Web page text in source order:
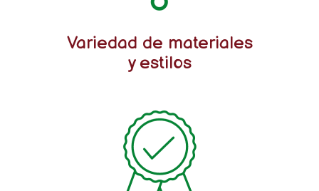
Variedad de materiales
y estilos